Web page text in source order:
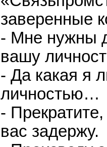
заверенные
- Мне нужны
вашу
- Да какая я
личностью…
-
вас задержу.